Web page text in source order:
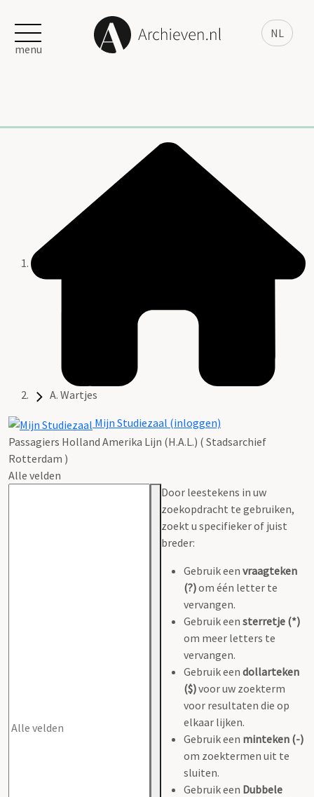
NL
menu
A. Wartjes
Mijn Studiezaal (inloggen)
Passagiers Holland Amerika Lijn (H.A.L.) ( Stadsarchief
Rotterdam )
Alle velden
Door leestekens in uw
zoekopdracht te gebruiken,
zoekt u specifieker of juist
breder:
Gebruik een vraagteken
(?)om één letter te
vervangen.
Gebruik een sterretje (*)
om meer letters te
vervangen.
Gebruik een dollarteken
($)voor uw zoekterm
voor resultaten die op
elkaar lijken.
Gebruik een minteken (-)
om zoektermen uit te
sluiten.
Gebruik een Dubbele